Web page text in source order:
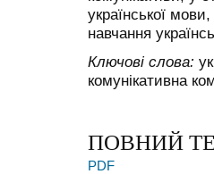
української
навчання
Ключові слова:
комунікативна
ПОВНИЙ
PDF